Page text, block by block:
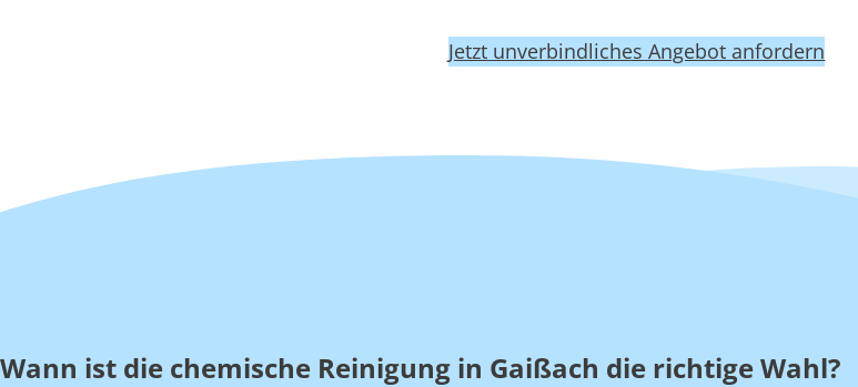
Jetzt unverbindliches Angebot anfordern
Wann ist die chemische Reinigung in Gaißach die richtige Wahl?